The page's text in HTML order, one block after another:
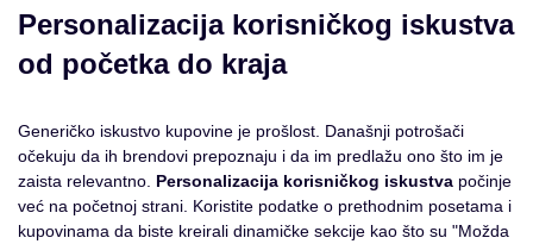
Personalizacija korisničkog iskustva
od početka do kraja
Generičko iskustvo kupovine je prošlost. Današnji potrošači
očekuju da ih brendovi prepoznaju i da im predlažu ono što im je
zaista relevantno. Personalizacija korisničkog iskustva počinje
već na početnoj strani. Koristite podatke o prethodnim posetama i
kupovinama da biste kreirali dinamičke sekcije kao što su "Možda